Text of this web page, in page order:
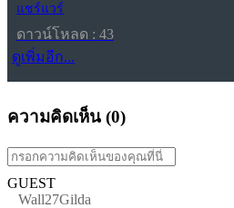
แชร์แวร์
ดาวน์โหลด : 43
ดูเพิ่มอีก...
ความคิดเห็น (0)
GUEST
Wall27Gilda